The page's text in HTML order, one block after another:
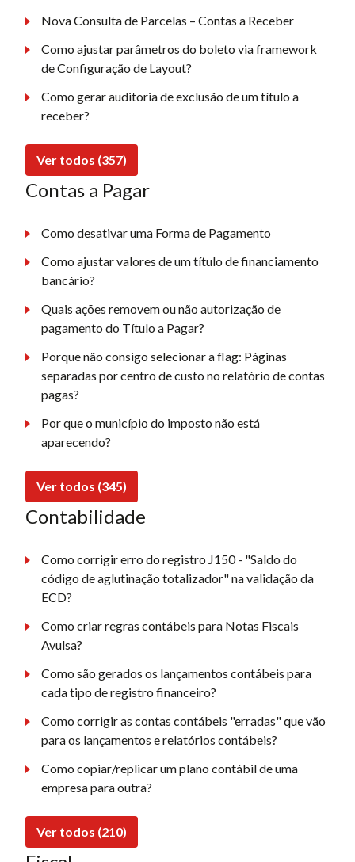
Nova Consulta de Parcelas – Contas a Receber
Como ajustar parâmetros do boleto via framework
de Configuração de Layout?
Como gerar auditoria de exclusão de um título a
receber?
Ver todos (357)
Contas a Pagar
Como desativar uma Forma de Pagamento
Como ajustar valores de um título de financiamento
bancário?
Quais ações removem ou não autorização de
pagamento do Título a Pagar?
Porque não consigo selecionar a flag: Páginas
separadas por centro de custo no relatório de contas
pagas?
Por que o município do imposto não está
aparecendo?
Ver todos (345)
Contabilidade
Como corrigir erro do registro J150 - "Saldo do
código de aglutinação totalizador" na validação da
ECD?
Como criar regras contábeis para Notas Fiscais
Avulsa?
Como são gerados os lançamentos contábeis para
cada tipo de registro financeiro?
Como corrigir as contas contábeis "erradas" que vão
para os lançamentos e relatórios contábeis?
Como copiar/replicar um plano contábil de uma
empresa para outra?
Ver todos (210)